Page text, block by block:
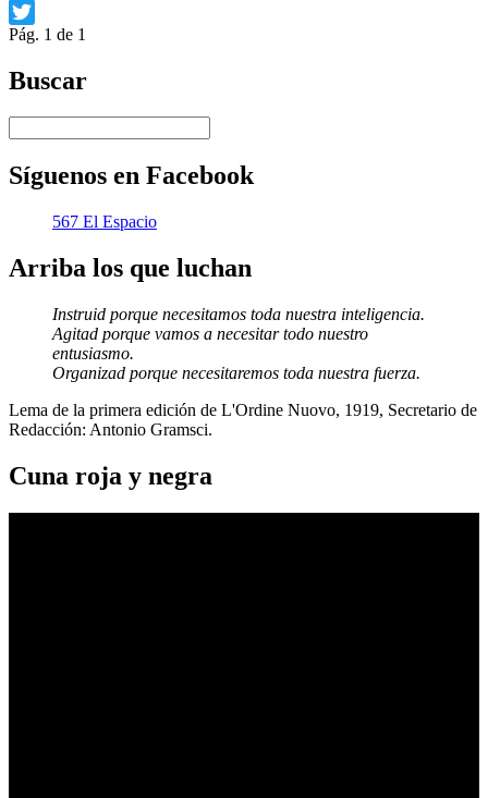
Facebook
Twitter
Pág. 1 de 1
Buscar
Síguenos en Facebook
567 El Espacio
Arriba los que luchan
Instruid porque necesitamos toda nuestra inteligencia.
Agitad porque vamos a necesitar todo nuestro
entusiasmo.
Organizad porque necesitaremos toda nuestra fuerza.
Lema de la primera edición de L'Ordine Nuovo, 1919, Secretario de
Redacción: Antonio Gramsci.
Cuna roja y negra